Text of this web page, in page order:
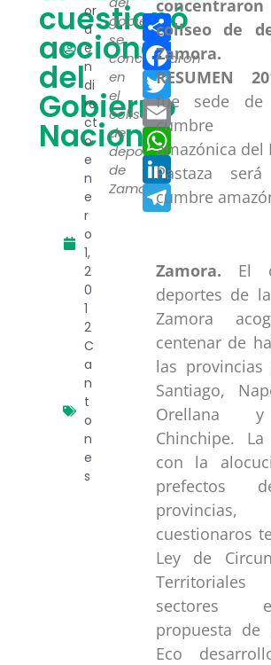
cuestionó
accionar
del
Gobierno
Nacional
or
a
e
n
di
re
ct
o
e
n
e
r
o
1,
2
0
1
2
C
a
n
t
o
n
e
s
gobierno
se
concentraron
en
el
coliseo
de
deportes
de
Zamora.
Compartir
Facebook
Twitter
Email
WhatsApp
LinkedIn
Telegram
RESUMEN
fue sede de
cumbre
amazónica del
Pastaza
cumbre
Zamora. El
deportes de
Zamora
centenar de
las
Santiago,
Orellana
Chinchipe.
con la
prefectos
cuestionaros
Ley de
Territoriales
sectores
propuesta de
Eco